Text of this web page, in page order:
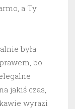
a Ty
była
bo
jakiś czas,
wyrazi